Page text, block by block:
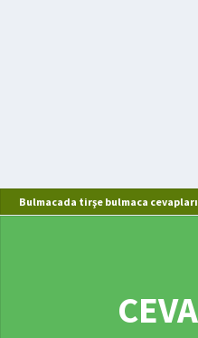
Bulmacada tirşe bulmaca cevapları